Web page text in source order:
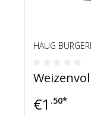
HAUG
€1 .50*